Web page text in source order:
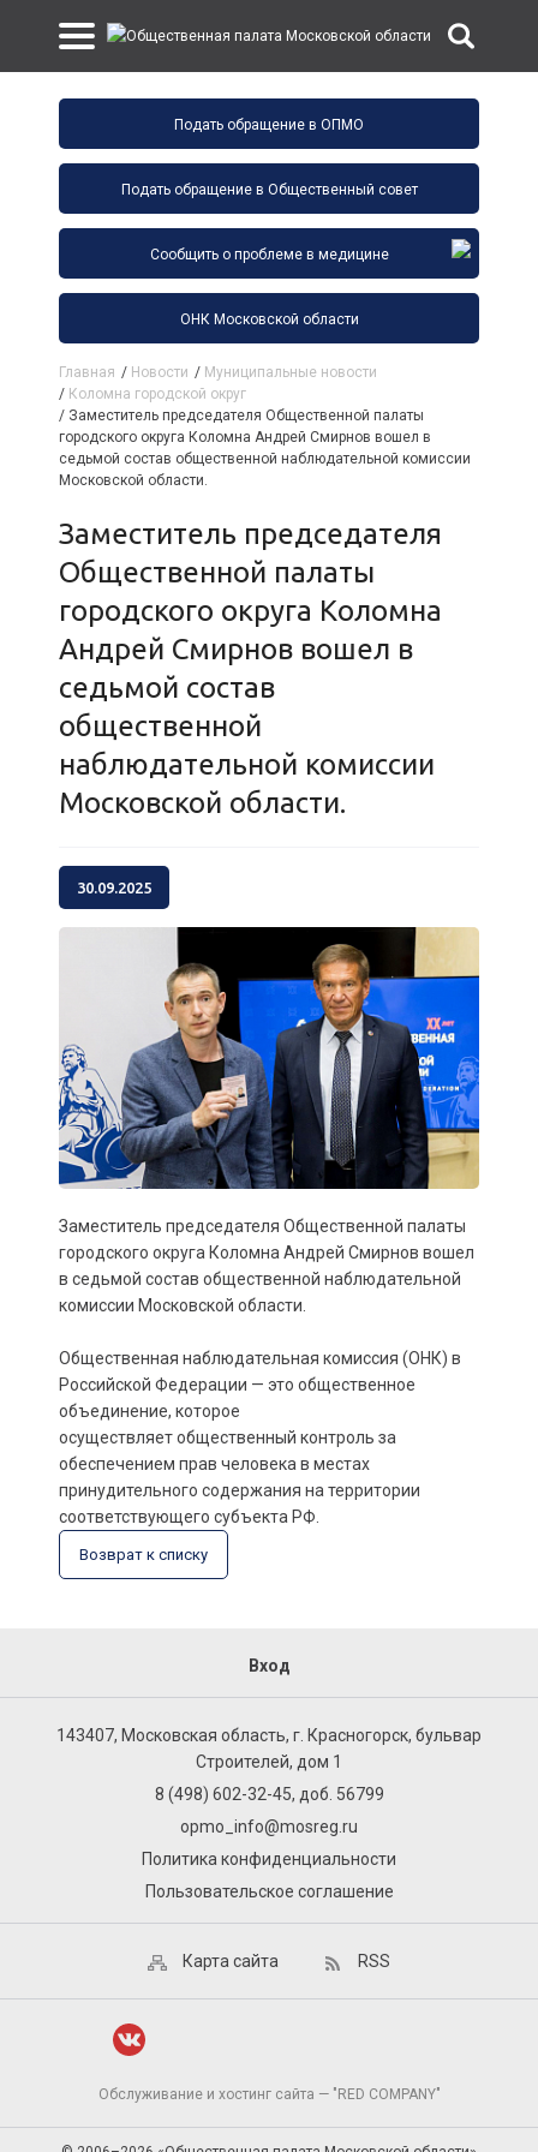
Подать обращение в ОПМО
Подать обращение в Общественный совет
Сообщить о проблеме в медицине
ОНК Московской области
Главная / Новости / Муниципальные новости
/ Коломна городской округ
/ Заместитель председателя Общественной палаты
городского округа Коломна Андрей Смирнов вошел в
седьмой состав общественной наблюдательной комиссии
Московской области.
Заместитель председателя
Общественной палаты
городского округа Коломна
Андрей Смирнов вошел в
седьмой состав
общественной
наблюдательной комиссии
Московской области.
30.09.2025
Заместитель председателя Общественной палаты
городского округа Коломна Андрей Смирнов вошел
в седьмой состав общественной наблюдательной
комиссии Московской области.
Общественная наблюдательная комиссия (ОНК) в
Российской Федерации — это общественное
объединение, которое
осуществляет общественный контроль за
обеспечением прав человека в местах
принудительного содержания на территории
соответствующего субъекта РФ.
Возврат к списку
Вход
143407, Московская область, г. Красногорск, бульвар
Строителей, дом 1
8 (498) 602-32-45, доб. 56799
opmo_info@mosreg.ru
Политика конфиденциальности
Пользовательское соглашение
Карта сайта RSS
Обслуживание и хостинг сайта — "RED COMPANY"